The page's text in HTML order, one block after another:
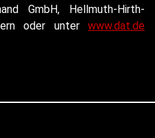
GmbH, Hellmuth-Hirth-
oder unter www.dat.de